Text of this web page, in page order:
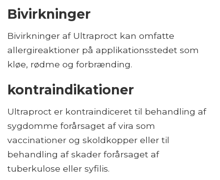
Bivirkninger
Bivirkninger af Ultraproct kan omfatte
allergireaktioner på applikationsstedet som
kløe, rødme og forbrænding.
kontraindikationer
Ultraproct er kontraindiceret til behandling af
sygdomme forårsaget af vira som
vaccinationer og skoldkopper eller til
behandling af skader forårsaget af
tuberkulose eller syfilis.